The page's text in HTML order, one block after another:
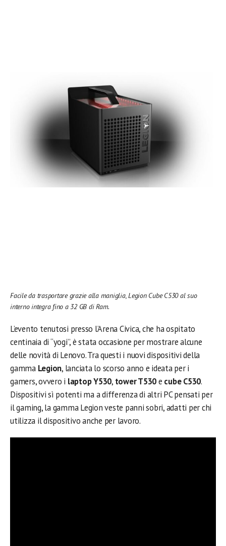
Facile da trasportare grazie alla maniglia, Legion Cube C530 al suo
interno integra fino a 32 GB di Ram.
L’evento tenutosi presso l’Arena Civica, che ha ospitato
centinaia di “yogi”, è stata occasione per mostrare alcune
delle novità di Lenovo. Tra questi i nuovi dispositivi della
gamma Legion, lanciata lo scorso anno e ideata per i
gamers, ovvero i laptop Y530, tower T530e cube C530.
Dispositivi sì potenti ma a differenza di altri PC pensati per
il gaming, la gamma Legion veste panni sobri, adatti per chi
utilizza il dispositivo anche per lavoro.